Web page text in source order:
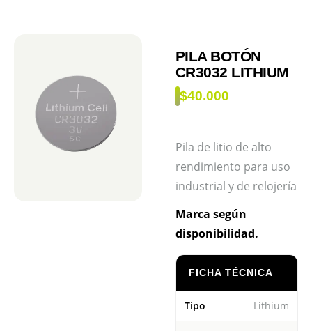
PILA BOTÓN
CR3032 LITHIUM
$40.000
Pila de litio de alto
rendimiento para uso
industrial y de relojería
Marca según
disponibilidad.
FICHA TÉCNICA
Tipo Lithium